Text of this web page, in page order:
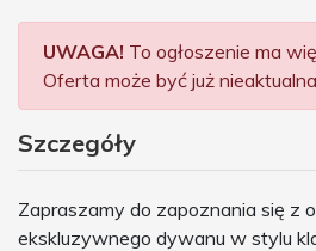
UWAGA! To ogłoszenie ma
Oferta może być już
Szczegóły
Zapraszamy do zapoznania się z
ekskluzywnego dywanu w stylu